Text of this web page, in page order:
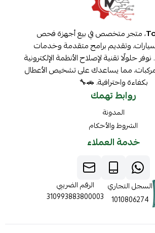
، متجر متخصص في بيع أجهزة فحص
وتقديم برامج متقدمة وخدمات
حلولًا تقنية لإصلاح الأنظمة الإلكترونية
مما يساعدك على تشخيص الأعطال
بكفاءة واحترافية. 🚗🔧
روابط تهمك
المدونة
الشروط والأحكام
خدمة العملاء
السجل التجاري
1010806274
الرقم الضريبي
310993883800003